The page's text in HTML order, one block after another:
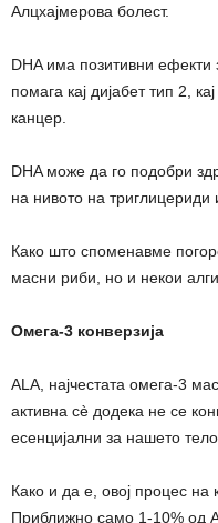
Алцхајмерова болест.
DHA има позитивни ефекти
помага кај дијабет тип 2,
канцер.
DHA може да го подобри
на нивото на триглицериди
Како што споменавме
масни риби, но и некои алги.
Омега-3 конверзија
ALA, најчестата омега-3
активна сè додека не се
есенцијални за нашето тело.
Како и да е, овој процес на
Приближно само 1-10% од